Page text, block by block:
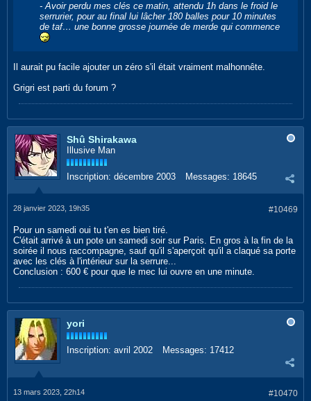
- Avoir perdu mes clés ce matin, attendu 1h dans le froid le
serrurier, pour au final lui lâcher 180 balles pour 10 minutes
de taf… une bonne grosse journée de merde qui commence
Il aurait pu facile ajouter un zéro s'il était vraiment malhonnête.
Grigri est parti du forum ?
Shû Shirakawa
Illusive Man
Inscription: décembre 2003 Messages: 18645
#10469
28 janvier 2023, 19h35
Pour un samedi oui tu t'en es bien tiré.
C'était arrivé à un pote un samedi soir sur Paris. En gros à la fin de la
soirée il nous raccompagne, sauf qu'il s'aperçoit qu'il a claqué sa porte
avec les clés à l'intérieur sur la serrure...
Conclusion : 600 € pour que le mec lui ouvre en une minute.
yori
Inscription: avril 2002 Messages: 17412
#10470
13 mars 2023, 22h14